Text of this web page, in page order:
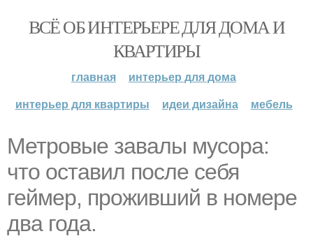
ВСЁ ОБ ИНТЕРЬЕРЕ ДЛЯ ДОМА И
КВАРТИРЫ
главная
интерьер для дома
интерьер для квартиры
идеи дизайна мебель
Метровые завалы мусора:
что оставил после себя
геймер, проживший в номере
два года.